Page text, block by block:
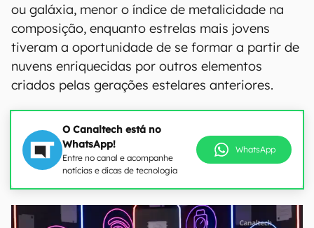
ou galáxia, menor o índice de metalicidade na
composição, enquanto estrelas mais jovens
tiveram a oportunidade de se formar a partir de
nuvens enriquecidas por outros elementos
criados pelas gerações estelares anteriores.
O Canaltech está no
WhatsApp!
Entre no canal e acompanhe
notícias e dicas de tecnologia
WhatsApp